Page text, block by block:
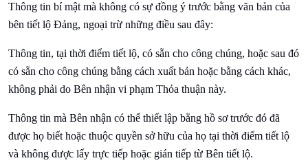
Thông tin bí mật mà không có sự đồng ý trước bằng văn bản của
bên tiết lộ Đảng, ngoại trừ những điều sau đây:
Thông tin, tại thời điểm tiết lộ, có sẵn cho công chúng, hoặc sau đó
có sẵn cho công chúng bằng cách xuất bản hoặc bằng cách khác,
không phải do Bên nhận vi phạm Thỏa thuận này.
Thông tin mà Bên nhận có thể thiết lập bằng hồ sơ trước đó đã
được họ biết hoặc thuộc quyền sở hữu của họ tại thời điểm tiết lộ
và không được lấy trực tiếp hoặc gián tiếp từ Bên tiết lộ.